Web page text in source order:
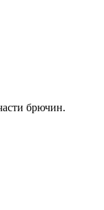
брючин.